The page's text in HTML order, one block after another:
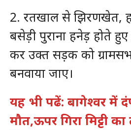
2. रतखाल से झिरणखेत,
बसेड़ी पुराना हनेड़ होते
कर उक्त सड़क को
बनवाया जाए।
यह भी पढें: बागेश्वर में
मौत,ऊपर गिरा मिट्टी